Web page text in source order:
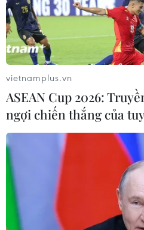
vietnamplus.vn
ASEAN Cup 2026:
ngợi chiến thắng của